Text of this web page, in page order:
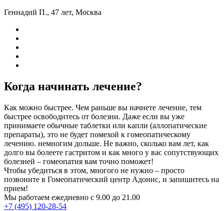
Геннадий П., 47 лет, Москва
Когда начинать лечение?
Как можно быстрее. Чем раньше вы начнете лечение, тем
быстрее освободитесь от болезни. Даже если вы уже
принимаете обычные таблетки или капли (аллопатические
препараты), это не будет помехой к гомеопатическому
лечению. немногим дольше. Не важно, сколько вам лет, как
долго вы болеете гастритом и как много у вас сопутствующих
болезней – гомеопатия вам точно поможет!
Чтобы убедиться в этом, многого не нужно – просто
позвоните в Гомеопатический центр Адонис, и запишитесь на
прием!
Мы работаем ежедневно с 9.00 до 21.00
+7 (495) 120-28-54